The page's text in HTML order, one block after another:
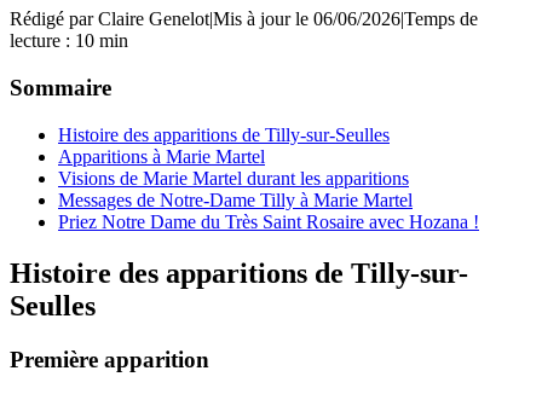
Rédigé parClaire Genelot|Mis à jour le 06/06/2026|Temps de
lecture : 10 min
Sommaire
Histoire des apparitions de Tilly-sur-Seulles
Apparitions à Marie Martel
Visions de Marie Martel durant les apparitions
Messages de Notre-Dame Tilly à Marie Martel
Priez Notre Dame du Très Saint Rosaire avec Hozana !
Histoire des apparitions de Tilly-sur-
Seulles
Première apparition